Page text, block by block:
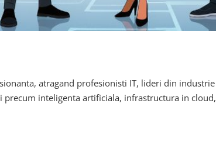
atragand profesionisti IT, lideri din
inteligenta artificiala, infrastructura in